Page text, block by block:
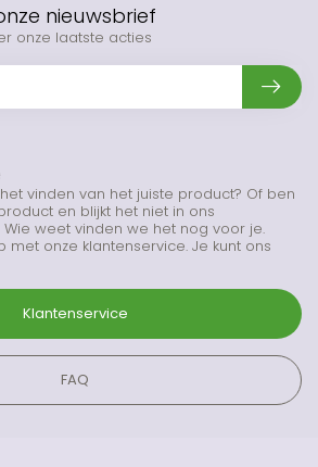
vinden van het juiste product? Of ben
en blijkt het niet in ons
weet vinden we het nog voor je.
onze klantenservice. Je kunt ons
Klantenservice
FAQ
nieuwsbrief
onze laatste acties